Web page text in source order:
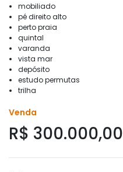
mobiliado
pé direito alto
perto praia
quintal
varanda
vista mar
depósito
estudo permutas
trilha
Venda
R$ 300.000,00